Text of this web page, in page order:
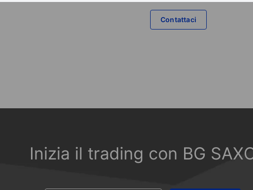
Contattaci
Inizia il trading con BG